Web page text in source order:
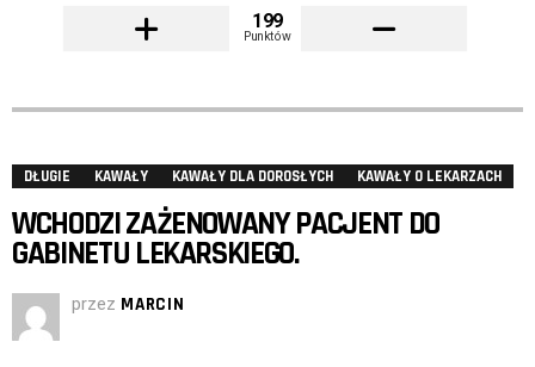
199
Punktów
DŁUGIE KAWAŁY KAWAŁY DLA DOROSŁYCH KAWAŁY O LEKARZACH
WCHODZI ZAŻENOWANY PACJENT DO
GABINETU LEKARSKIEGO.
przez MARCIN